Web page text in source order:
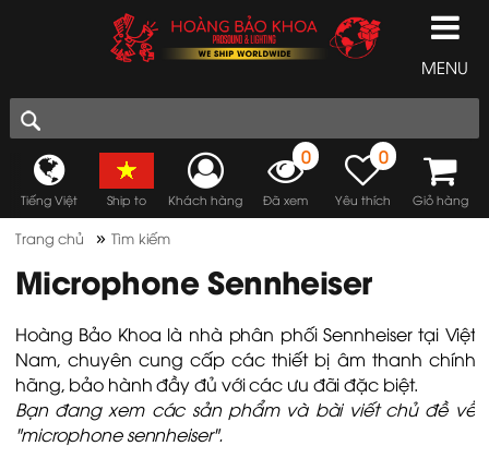
MENU
Tiếng Việt Ship to Khách hàng
0
Đã xem
0
Yêu thích Giỏ hàng
Trang chủ »Tìm kiếm
Microphone Sennheiser
Hoàng Bảo Khoa là nhà phân phối Sennheiser tại Việt
Nam, chuyên cung cấp các thiết bị âm thanh chính
hãng, bảo hành đầy đủ với các ưu đãi đặc biệt.
Bạn đang xem các sản phẩm và bài viết chủ đề về
"microphone sennheiser".